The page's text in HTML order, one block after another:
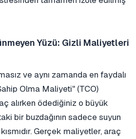
Yüzü: Gizli Maliyetleri
ve aynı zamanda en faydalı
Olma Maliyeti" (TCO)
alırken ödediğiniz o büyük
bir buzdağının sadece suyun
Gerçek maliyetler, araç